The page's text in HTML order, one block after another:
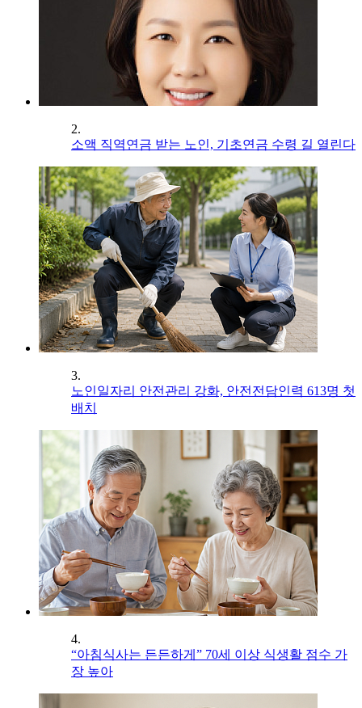
2.
소액 직역연금 받는 노인, 기초연금 수령 길 열린다
3.
노인일자리 안전관리 강화, 안전전담인력 613명 첫
배치
4.
“아침식사는 든든하게” 70세 이상 식생활 점수 가
장 높아